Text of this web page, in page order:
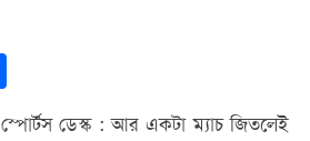
স্পোর্টস ডেস্ক : আর একটা ম্যাচ জিতলেই